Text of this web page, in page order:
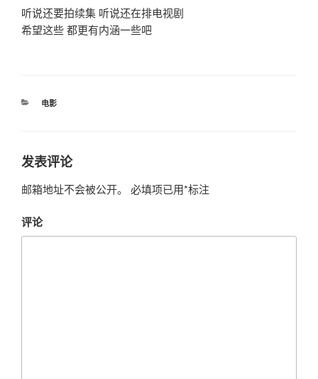
听说还要拍续集 听说还在排电视剧
希望这些 都更有内涵一些吧
分
电影
发表评论
邮箱地址不会被公开。 必填项已用*标注
评论